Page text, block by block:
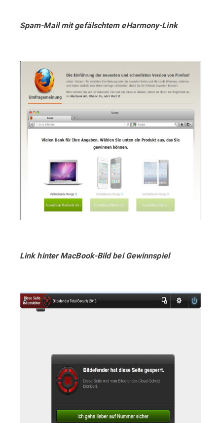
Spam-Mail mit gefälschtem eHarmony-Link
Link hinter MacBook-Bild bei Gewinnspiel